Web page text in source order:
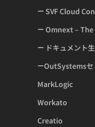
SVF Cloud
Omnext –
ドキュメント
OutSystemsセ
MarkLogic
Workato
Creatio